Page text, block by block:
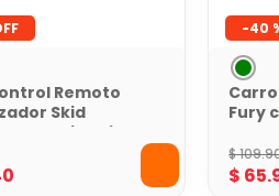
Remoto
Skid
Logic Rojo
-40
Fury
$109.
$ 65.